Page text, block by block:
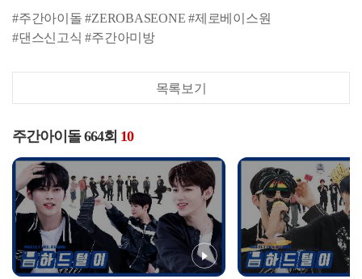
#주간아이돌 #ZEROBASEONE #제로베이스원
#댄스신고식 #주간아미방
목록보기
주간아이돌 664회 10